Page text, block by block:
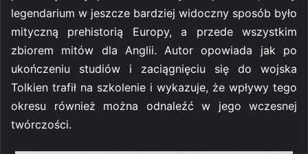
legendarium w jeszcze bardziej widoczny sposób było
mityczną prehistorią Europy, a przede wszystkim
zbiorem mitów dla Anglii. Autor opowiada jak po
ukończeniu studiów i zaciągnięciu się do wojska
Tolkien trafił na szkolenie i wykazuje, że wpływy tego
okresu również można odnaleźć w jego wczesnej
twórczości.